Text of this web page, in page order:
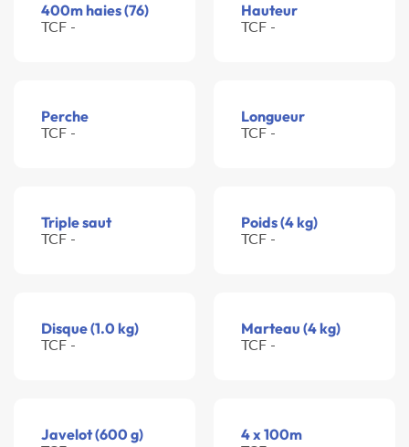
400m haies (76)
TCF -
Hauteur
TCF -
Perche
TCF -
Longueur
TCF -
Triple saut
TCF -
Poids (4 kg)
TCF -
Disque (1.0 kg)
TCF -
Marteau (4 kg)
TCF -
Javelot (600 g) 4 x 100m